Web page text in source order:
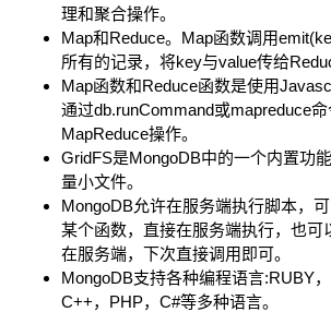
理和聚合操作。
Map和Reduce。Map函数调用
所有的记录，将key与value传给
Map函数和Reduce函数是使用
通过db.runCommand或mapreduce
MapReduce操作。
GridFS是MongoDB中的一个内置功
量小文件。
MongoDB允许在服务端执行脚本，
某个函数，直接在服务端执行，也可
在服务端，下次直接调用即可。
MongoDB支持各种编程语言:RUBY，
C++，PHP，C#等多种语言。